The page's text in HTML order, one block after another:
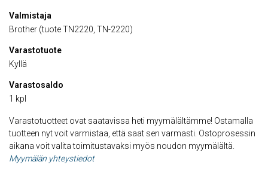
Valmistaja
Brother (tuote TN2220, TN-2220)
Varastotuote
Kyllä
Varastosaldo
1 kpl
Varastotuotteet ovat saatavissa heti myymälältämme! Ostamalla
tuotteen nyt voit varmistaa, että saat sen varmasti. Ostoprosessin
aikana voit valita toimitustavaksi myös noudon myymälältä.
Myymälän yhteystiedot